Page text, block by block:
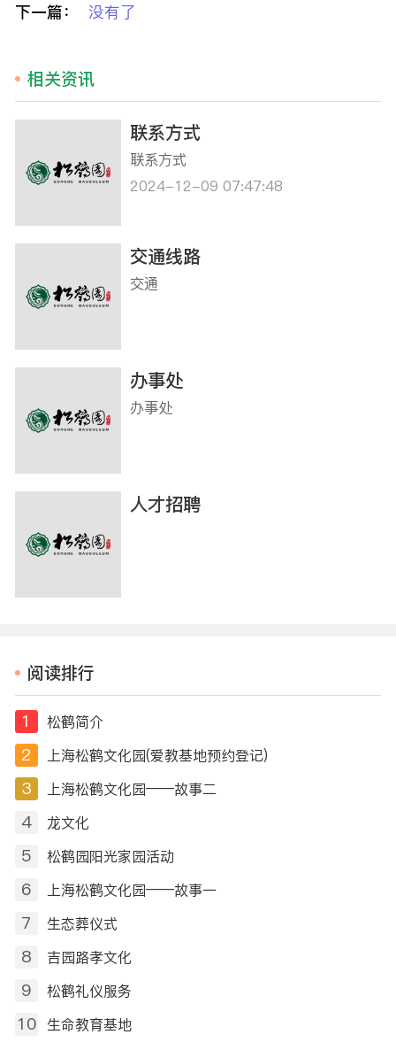
下一篇： 没有了
相关资讯
联系方式
联系方式
2024-12-09 07:47:48
交通线路
交通
办事处
办事处
人才招聘
阅读排行
1 松鹤简介
2 上海松鹤文化园(爱教基地预约登记)
3 上海松鹤文化园——故事二
4 龙文化
5 松鹤园阳光家园活动
6 上海松鹤文化园——故事一
7 生态葬仪式
8 吉园路孝文化
9 松鹤礼仪服务
10 生命教育基地